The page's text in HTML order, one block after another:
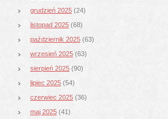
grudzień 2025 (24)
listopad 2025 (68)
październik 2025 (63)
wrzesień 2025 (63)
sierpień 2025 (90)
lipiec 2025 (54)
czerwiec 2025 (36)
maj 2025 (41)